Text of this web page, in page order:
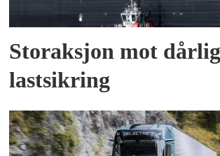
Storaksjon mot dårlig
lastsikring